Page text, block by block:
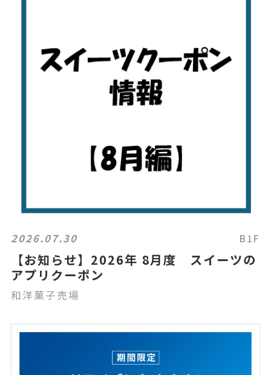
2026.07.30 B1F
【お知らせ】2026年 8月度 スイーツの
アプリクーポン
和洋菓子売場